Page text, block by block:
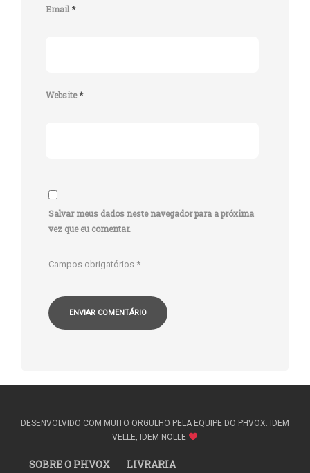
Email *
Website*
Salvar meus dados neste navegador para a próxima
vez que eu comentar.
Campos obrigatórios *
DESENVOLVIDO COM MUITO ORGULHO PELA EQUIPE DO PHVOX. IDEM
VELLE, IDEM NOLLE
SOBRE O PHVOX LIVRARIA